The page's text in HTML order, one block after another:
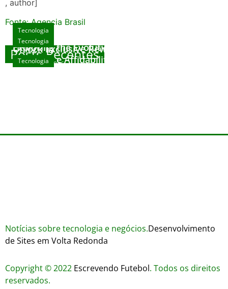
, author]
Fonte: Agencia Brasil
Posts Recentes
Tecnologia
Exploring the Evolution of Online Slot Games
agosto 7, 2026
Tecnologia
Unlock Exclusive Rewards at The Big Dog
House
Tecnologia
Sicurezza e Affidabilità di Mr Nulls Wicked
Wares
Tecnologia
Notícias sobre tecnologia e negócios.Desenvolvimento
de Sites em Volta Redonda
Copyright © 2022 Escrevendo Futebol. Todos os direitos
reservados.